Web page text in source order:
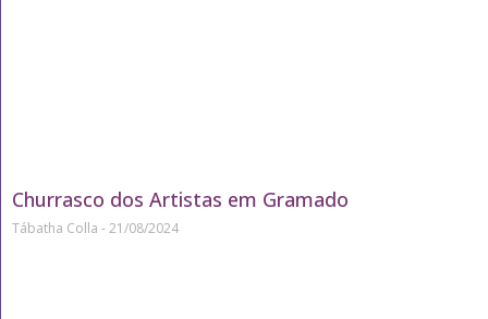
Churrasco dos Artistas em Gramado
Tábatha Colla 21/08/2024